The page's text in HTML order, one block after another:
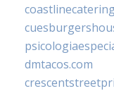
dmtacos.com